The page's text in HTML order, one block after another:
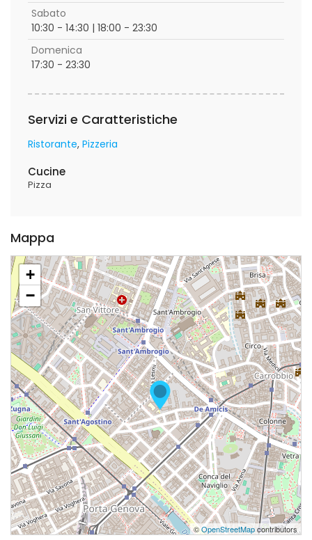
Sabato
10:30 - 14:30 | 18:00 - 23:30
Domenica
17:30 - 23:30
Servizi e Caratteristiche
Ristorante Pizzeria
Cucine
Pizza
Mappa
+
−
©OpenStreetMapcontributors